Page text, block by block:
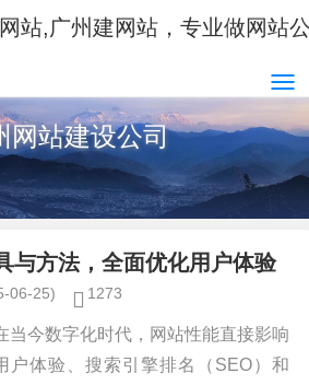
站,广州建网站，专业做网站
网站建设公司
与方法，全面优化用户体验
06-25) 1273
当今数字化时代，网站性能直接影响
户体验、搜索引擎排名（SEO）和